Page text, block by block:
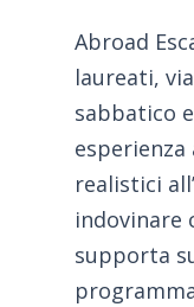
Abroad
laureati,
sabbatico
realistici
indovinare
supporta